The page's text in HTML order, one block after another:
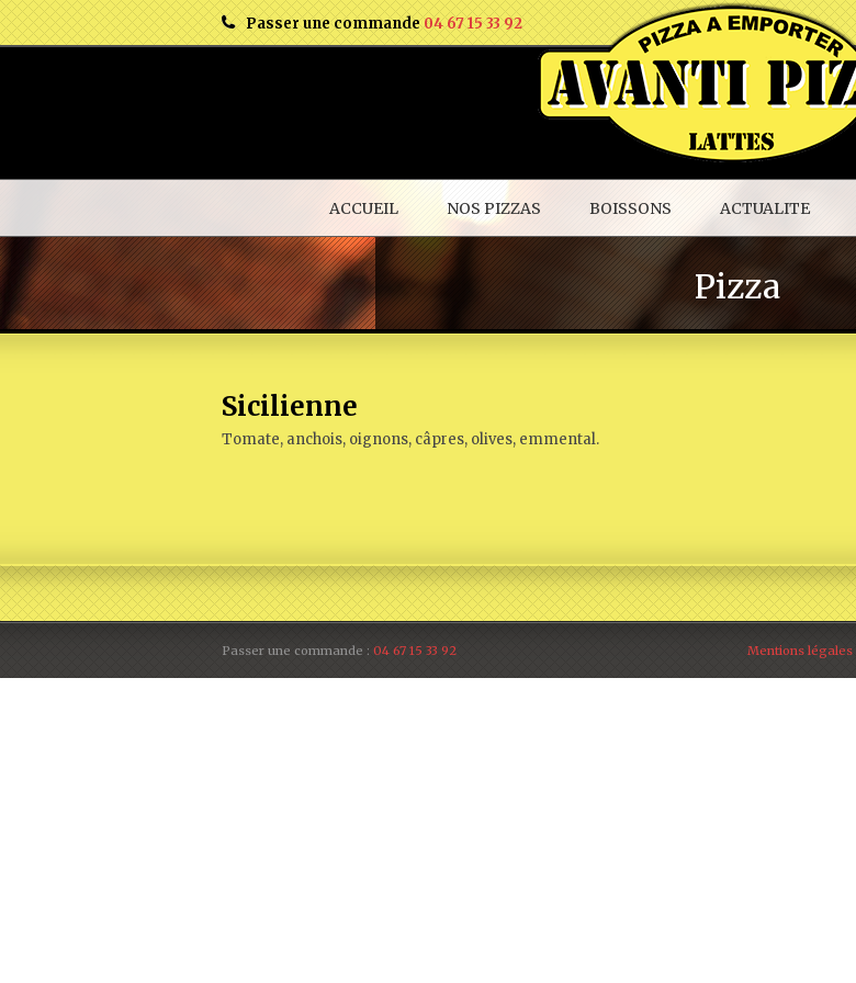
Passer une commande04 67 15 33 92
ACCUEIL NOS PIZZAS BOISSONS ACTUALITE
Pizza
Sicilienne
Tomate, anchois, oignons, câpres, olives, emmental.
Passer une commande : 04 67 15 33 92 Mentions légales